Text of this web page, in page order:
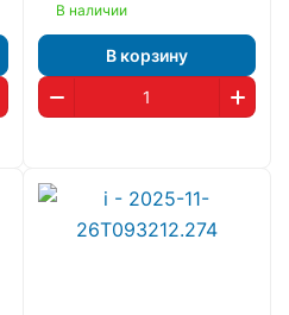
В наличии
В корзину